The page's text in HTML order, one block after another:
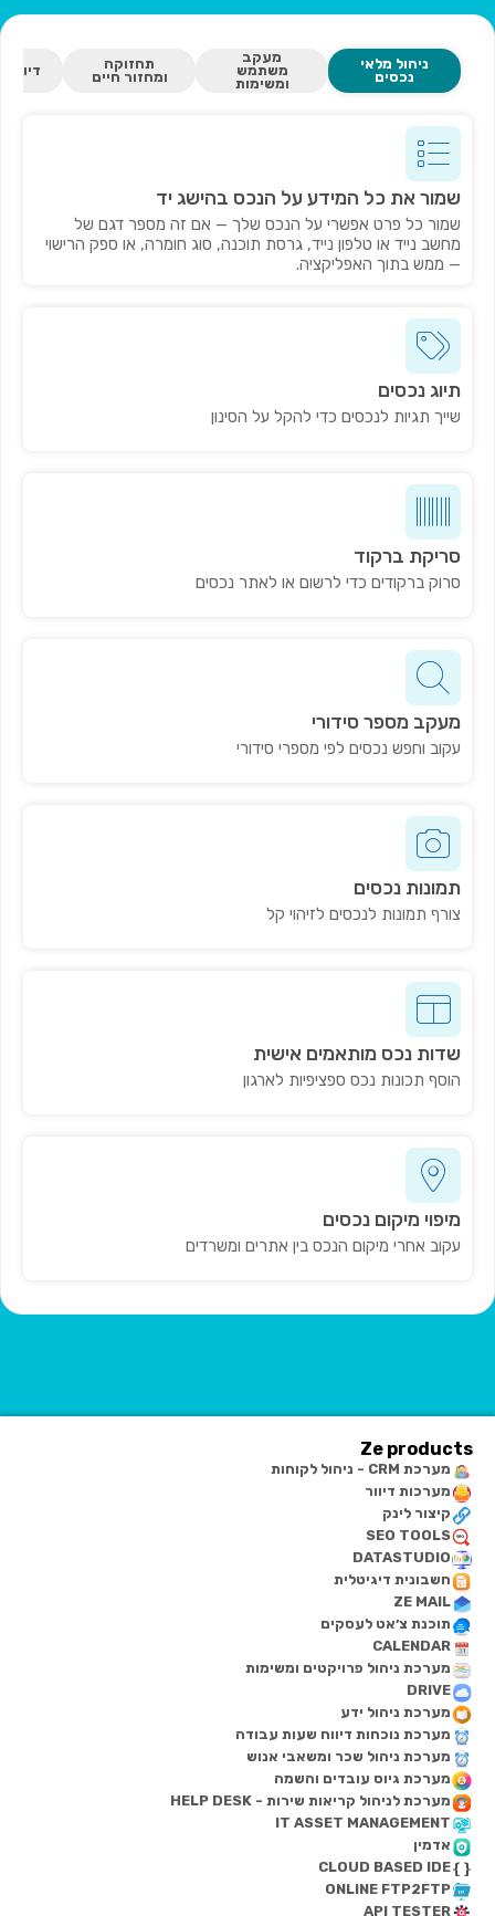
ניהול מלאי
נכסים
מעקב
משתמש
ומשימות
תחזוקה
ומחזור חיים
דיווח
שמור את כל המידע על הנכס בהישג יד
שמור כל פרט אפשרי על הנכס שלך — אם זה מספר דגם של
מחשב נייד או טלפון נייד, גרסת תוכנה, סוג חומרה, או ספק הרישוי
— ממש בתוך האפליקציה.
תיוג נכסים
שייך תגיות לנכסים כדי להקל על הסינון
סריקת ברקוד
סרוק ברקודים כדי לרשום או לאתר נכסים
מעקב מספר סידורי
עקוב וחפש נכסים לפי מספרי סידורי
תמונות נכסים
צורף תמונות לנכסים לזיהוי קל
שדות נכס מותאמים אישית
הוסף תכונות נכס ספציפיות לארגון
מיפוי מיקום נכסים
עקוב אחרי מיקום הנכס בין אתרים ומשרדים
Ze products
מערכת CRM - ניהול לקוחות
מערכות דיוור
קיצור לינק
SEO TOOLS
DATASTUDIO
חשבונית דיגיטלית
ZE MAIL
תוכנת צ׳אט לעסקים
CALENDAR
מערכת ניהול פרויקטים ומשימות
DRIVE
מערכת ניהול ידע
מערכת נוכחות דיווח שעות עבודה
מערכת ניהול שכר ומשאבי אנוש
מערכת גיוס עובדים והשמה
מערכת לניהול קריאות שירות - HELP DESK
IT ASSET MANAGEMENT
אדמין
CLOUD BASED IDE
ONLINE FTP2FTP
API TESTER